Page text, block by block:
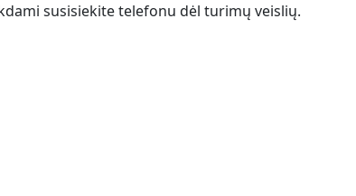
susisiekite telefonu dėl turimų veislių.